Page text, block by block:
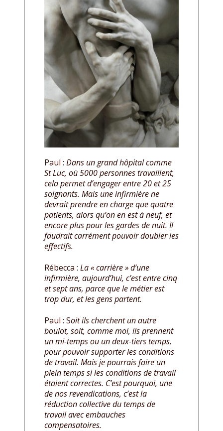
Paul : Dans un grand hôpital comme
St Luc, où 5000 personnes travaillent,
cela permet d’engager entre 20 et 25
soignants. Mais une infirmière ne
devrait prendre en charge que quatre
patients, alors qu’on en est à neuf, et
encore plus pour les gardes de nuit. Il
faudrait carrément pouvoir doubler les
effectifs.
Rébecca : La « carrière » d’une
infirmière, aujourd’hui, c’est entre cinq
et sept ans, parce que le métier est
trop dur, et les gens partent.
Paul : Soit ils cherchent un autre
boulot, soit, comme moi, ils prennent
un mi-temps ou un deux-tiers temps,
pour pouvoir supporter les conditions
de travail. Mais je pourrais faire un
plein temps si les conditions de travail
étaient correctes. C’est pourquoi, une
de nos revendications, c’est la
réduction collective du temps de
travail avec embauches
compensatoires.